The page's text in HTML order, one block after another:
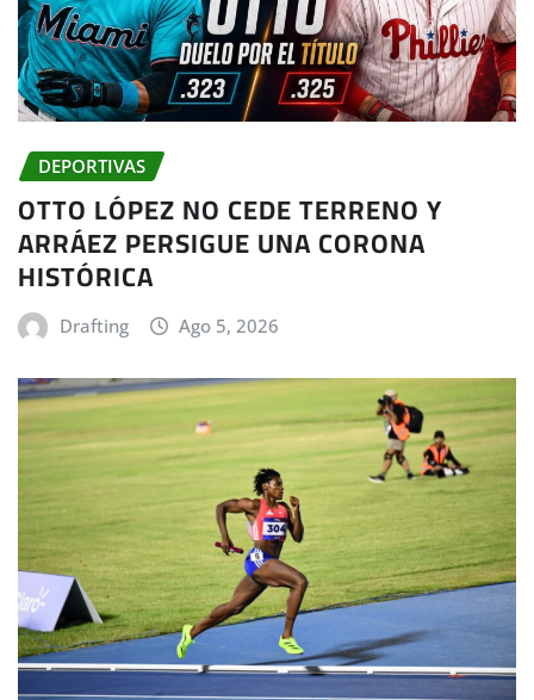
DEPORTIVAS
OTTO LÓPEZ NO CEDE TERRENO Y
ARRÁEZ PERSIGUE UNA CORONA
HISTÓRICA
Drafting Ago 5, 2026